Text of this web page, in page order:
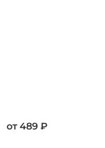
избранное
от 489 ₽